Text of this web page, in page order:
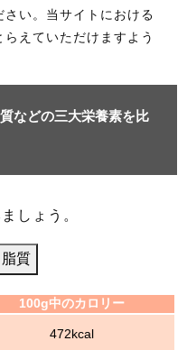
い。当サイトにおける
えていただけますよう
などの三大栄養素を比
しょう。
脂質
100g中のカロリー
472kcal